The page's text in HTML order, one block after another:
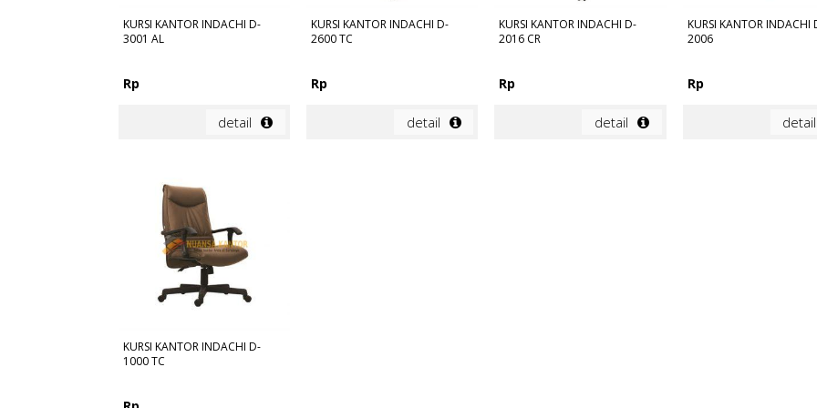
KURSI KANTOR INDACHI D-
3001 AL
Rp
detail
KURSI KANTOR INDACHI D-
2600 TC
Rp
detail
KURSI KANTOR INDACHI D-
2016 CR
Rp
detail
KURSI KANTOR INDACHI
2006
Rp
detail
KURSI KANTOR INDACHI D-
1000 TC